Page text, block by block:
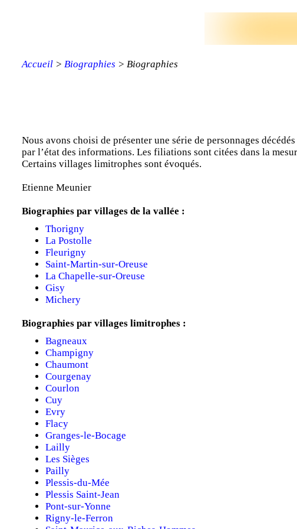
Accueil> Biographies > Biographies
Nous avons choisi de présenter une série de personnages
par l’état des informations. Les filiations sont citées dans la
Certains villages limitrophes sont évoqués.
Etienne Meunier
Biographies par villages de la vallée :
Thorigny
La Postolle
Fleurigny
Saint-Martin-sur-Oreuse
La Chapelle-sur-Oreuse
Gisy
Michery
Biographies par villages limitrophes :
Bagneaux
Champigny
Chaumont
Courgenay
Courlon
Cuy
Evry
Flacy
Granges-le-Bocage
Lailly
Les Sièges
Pailly
Plessis-du-Mée
Plessis Saint-Jean
Pont-sur-Yonne
Rigny-le-Ferron